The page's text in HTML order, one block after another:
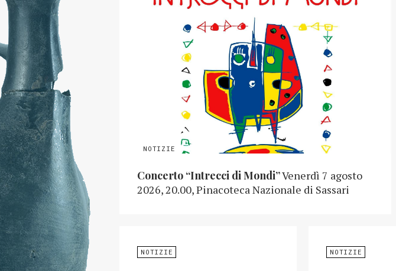
Concerto “Intrecci di Mondi”Venerdì 7 agosto
2026, 20.00, Pinacoteca Nazionale di Sassari
NOTIZIE NOTIZIE